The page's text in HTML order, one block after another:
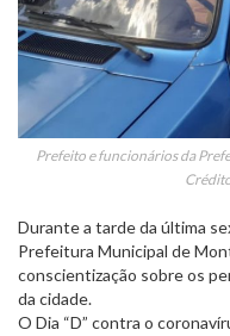
Prefeito e funcionários da
Durante a tarde da última
Prefeitura Municipal de
conscientização sobre os
da cidade.
O Dia “D” contra o